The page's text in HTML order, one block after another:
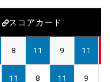
スコアカード
8 11 9 11
11 8 11 9